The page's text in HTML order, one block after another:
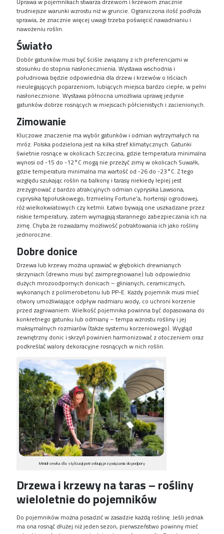
trudniejsze warunki wzrostu niż w gruncie. Ograniczona ilość podłoża
sprawia, że znacznie więcej uwagi trzeba poświęcić nawadnianiu i
nawożeniu roślin.
Światło
Dobór gatunków musi być ściśle związany z ich preferencjami w
stosunku do stopnia nasłonecznienia. Wystawa wschodnia i
południowa będzie odpowiednia dla drzew i krzewów o liściach
nieulegających poparzeniom, lubiących miejsca bardzo ciepłe, w pełni
nasłonecznione. Wystawa północna umożliwia uprawę jedynie
gatunków dobrze rosnących w miejscach półcienistych i zacienionych.
Zimowanie
Kluczowe znaczenie ma wybór gatunków i odmian wytrzymałych na
mróz. Polska podzielona jest na kilka stref klimatycznych. Gatunki
świetnie rosnące w okolicach Szczecina, gdzie temperatura minimalna
wynosi od -15 do -12°C mogą nie przeżyć zimy w okolicach Suwałk,
gdzie temperatura minimalna ma wartość od -26 do -23°C. Z tego
względu szukając roślin na balkony i tarasy niekiedy lepiej jest
zrezygnować z bardzo atrakcyjnych odmian cyprysika Lawsona,
cyprysikatępołuskowego, trzmieliny Fortune’a, hortensji ogrodowej,
róż wielkokwiatowych czy ketmii. Łatwo bywają one uszkadzane przez
niskie temperatury, zatem wymagają starannego zabezpieczania ich na
zimę. Chyba że rozważamy możliwość potraktowania ich jako rośliny
jednoroczne.
Dobre donice
Drzewa lub krzewy można uprawiać w głębokich drewnianych
skrzyniach (drewno musi być zaimpregnowane) lub odpowiednio
dużych mrozoodpornych donicach – glinianych, ceramicznych,
wykonanych z polimerobetonu lub PP-E. Każdy pojemnik musi mieć
otwory umożliwiające odpływ nadmiaru wody, co uchroni korzenie
przed zagniwaniem. Wielkość pojemnika powinna być dopasowana do
konkretnego gatunku lub odmiany – tempa wzrostu rośliny i jej
maksymalnych rozmiarów (także systemu korzeniowego). Wygląd
zewnętrzny donic i skrzyń powinien harmonizować z otoczeniem oraz
podkreślać walory dekoracyjne rosnących w nich roślin.
Minidrzewka dla stylizacji potrzebują przywiązania do podpory
Drzewa i krzewy na taras – rośliny
wieloletnie do pojemników
Do pojemników można posadzić w zasadzie każdą roślinę. Jeśli jednak
ma ona rosnąć dłużej niż jeden sezon, pierwszeństwo powinny mieć